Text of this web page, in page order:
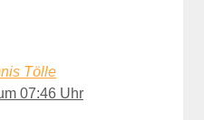
Tölle
07:46 Uhr